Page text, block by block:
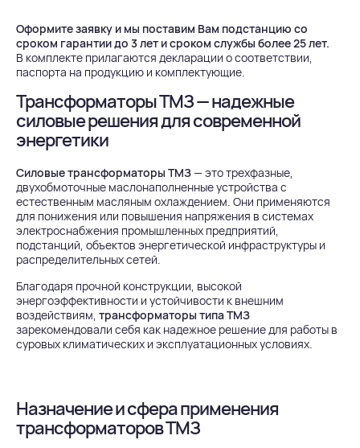
Оформите заявку и мы поставим Вам подстанцию со
сроком гарантии до 3 лет и сроком службы более 25 лет.
В комплекте прилагаются декларации о соответствии,
паспорта на продукцию и комплектующие.
Трансформаторы ТМЗ — надежные
силовые решения для современной
энергетики
Силовые трансформаторы ТМЗ— это трехфазные,
двухобмоточные маслонаполненные устройства с
естественным масляным охлаждением. Они применяются
для понижения или повышения напряжения в системах
электроснабжения промышленных предприятий,
подстанций, объектов энергетической инфраструктуры и
распределительных сетей.
Благодаря прочной конструкции, высокой
энергоэффективности и устойчивости к внешним
воздействиям, трансформаторы типа ТМЗ
зарекомендовали себя как надежное решение для работы в
суровых климатических и эксплуатационных условиях.
Назначение и сфера применения
трансформаторов ТМЗ